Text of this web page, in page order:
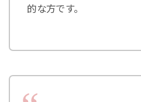
的な方です。